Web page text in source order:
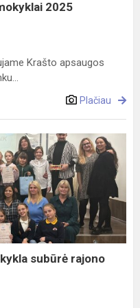
2025
Krašto apsaugos
Plačiau
subūrė rajono